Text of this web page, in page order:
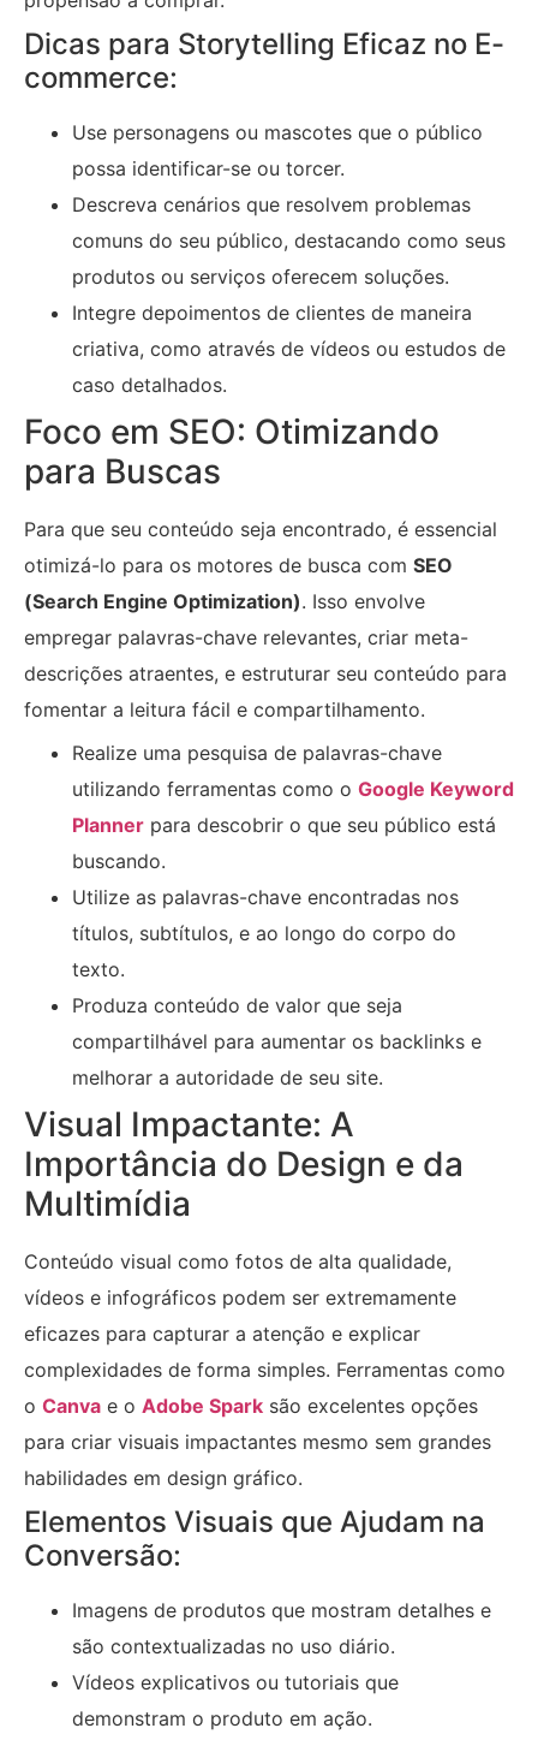
Dicas para Storytelling Eficaz no E-
commerce:
Use personagens ou mascotes que o público
possa identificar-se ou torcer.
Descreva cenários que resolvem problemas
comuns do seu público, destacando como seus
produtos ou serviços oferecem soluções.
Integre depoimentos de clientes de maneira
criativa, como através de vídeos ou estudos de
caso detalhados.
Foco em SEO: Otimizando
para Buscas
Para que seu conteúdo seja encontrado, é essencial
otimizá-lo para os motores de busca com SEO
(Search Engine Optimization). Isso envolve
empregar palavras-chave relevantes, criar meta-
descrições atraentes, e estruturar seu conteúdo para
fomentar a leitura fácil e compartilhamento.
Realize uma pesquisa de palavras-chave
utilizando ferramentas como o Google Keyword
Planner para descobrir o que seu público está
buscando.
Utilize as palavras-chave encontradas nos
títulos, subtítulos, e ao longo do corpo do
texto.
Produza conteúdo de valor que seja
compartilhável para aumentar os backlinks e
melhorar a autoridade de seu site.
Visual Impactante: A
Importância do Design e da
Multimídia
Conteúdo visual como fotos de alta qualidade,
vídeos e infográficos podem ser extremamente
eficazes para capturar a atenção e explicar
complexidades de forma simples. Ferramentas como
o Canva e o Adobe Spark são excelentes opções
para criar visuais impactantes mesmo sem grandes
habilidades em design gráfico.
Elementos Visuais que Ajudam na
Conversão:
Imagens de produtos que mostram detalhes e
são contextualizadas no uso diário.
Vídeos explicativos ou tutoriais que
demonstram o produto em ação.